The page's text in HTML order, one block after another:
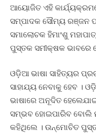
ଆୟୋଜିତ ଏହି
ସମ୍ପାଦକ ସୌମ୍ୟ ରଞ୍ଜନ
ସମାଲୋଚକ ହିମାଂଶୁ
ପୁସ୍ତକ ସମୀକ୍ଷକ ଭାବରେ
ଓଡ଼ିଆ ଭାଷା ସାହିତ୍ୟର
ସାହାଯ୍ୟ ନେବାକୁ ହେବ ।
ଭାଷାରେ ଅନୂଦିତ
ସମ୍ଭବ ହୋଇପାରିବ ବୋଲି
କହିଥିଲେ । ଉନ୍ମୋଚିତ